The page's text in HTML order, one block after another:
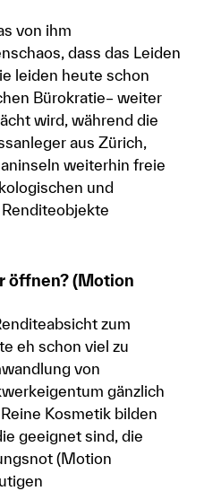
von ihm
dass das Leiden
leiden heute schon
Bürokratie– weiter
wird, während die
aus Zürich,
weiterhin freie
und
öffnen? (Motion
zum
eh schon viel zu
von
gänzlich
Kosmetik bilden
geeignet sind, die
(Motion